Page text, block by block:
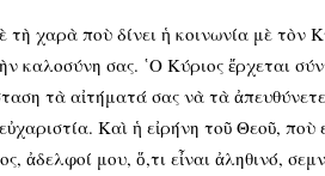
χαρὰ ποὺ δίνει ἡ κοινωνία μὲ τὸν
καλοσύνη σας. ῾Ο Κύριος ἔρχεται
τὰ αἰτήματά σας νὰ τὰ
Καὶ ἡ εἰρήνη τοῦ Θεοῦ, ποὺ
ἀδελφοί μου, ὅ,τι εἶναι ἀληθινό,